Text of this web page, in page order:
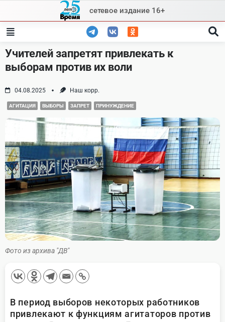
content
сетевое издание 16+
Учителей запретят привлекать к
выборам против их воли
04.08.2025 Наш корр.
АГИТАЦИЯ ВЫБОРЫ ЗАПРЕТ ПРИНУЖДЕНИЕ
Фото из архива "ДВ"
В период выборов некоторых работников
привлекают к функциям агитаторов против